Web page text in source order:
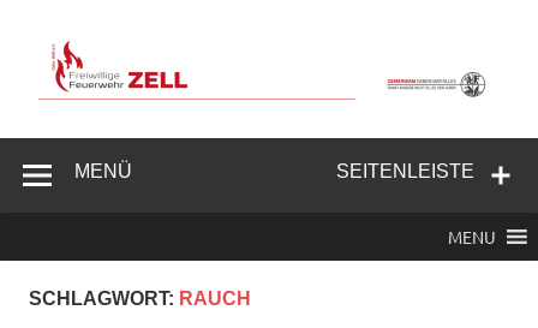
springen
Feuerwehr
SEITENLEISTE
MENÜ
MENU
SCHLAGWORT: RAUCH